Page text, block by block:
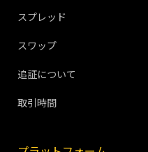
スプレッド
スワップ
追証について
取引時間